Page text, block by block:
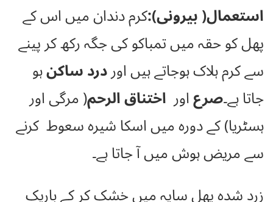
استعمال( بیرونی):کرم دندان میں اس کے
پھل کو حقہ میں تمباکو کی جگہ رکھ کر پینے
سے کرم ہلاک ہوجاتے ہیں اوردرد ساکنہو
جاتا ہے۔صرعاور اختناق الرحم( مرگی اور
ہسٹریا) کے دورہ میں اسکا شیرہ سعوط کرنے
سے مریض ہوش میں آ جاتا ہے۔
زرد شدہ پھل سایہ میں خشک کر کے باریک